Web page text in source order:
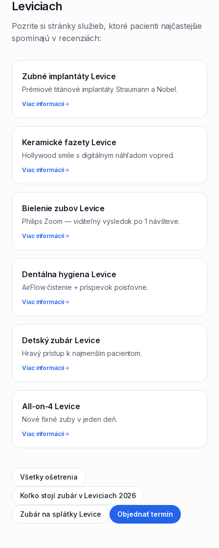
Leviciach
Pozrite si stránky služieb, ktoré pacienti najčastejšie
spomínajú v recenziách:
Zubné implantáty Levice
Prémiové titánové implantáty Straumann a Nobel.
Viac informácií
Keramické fazety Levice
Hollywood smile s digitálnym náhľadom vopred.
Viac informácií
Bielenie zubov Levice
Philips Zoom — viditeľný výsledok po 1 návšteve.
Viac informácií
Dentálna hygiena Levice
AirFlow čistenie + príspevok poisťovne.
Viac informácií
Detský zubár Levice
Hravý prístup k najmenším pacientom.
Viac informácií
All-on-4 Levice
Nové fixné zuby v jeden deň.
Viac informácií
Všetky ošetrenia
Koľko stojí zubár v Leviciach 2026
Zubár na splátky Levice Objednať termín